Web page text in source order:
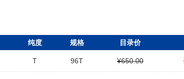
纯度 规格 目录价
T 96T ¥650.00